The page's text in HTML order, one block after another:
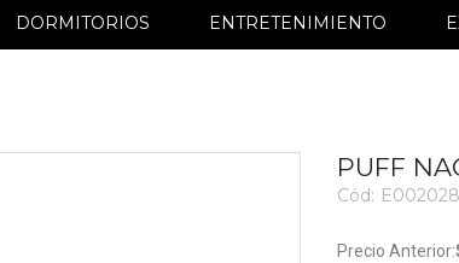
DORMITORIOS ENTRETENIMIENTO
PUFF
Cód: